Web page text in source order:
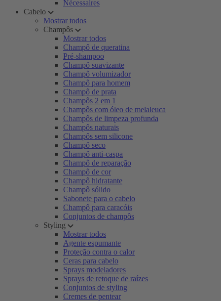
Nécessaires
Cabelo
Mostrar todos
Champôs
Mostrar todos
Champô de queratina
Pré-shampoo
Champô suavizante
Champô volumizador
Champô para homem
Champô de prata
Champôs 2 em 1
Champôs com óleo de melaleuca
Champôs de limpeza profunda
Champôs naturais
Champôs sem silicone
Champô seco
Champô anti-caspa
Champô de reparação
Champô de cor
Champô hidratante
Champô sólido
Sabonete para o cabelo
Champô para caracóis
Conjuntos de champôs
Styling
Mostrar todos
Agente espumante
Proteção contra o calor
Ceras para cabelo
Sprays modeladores
Sprays de retoque de raízes
Conjuntos de styling
Cremes de pentear